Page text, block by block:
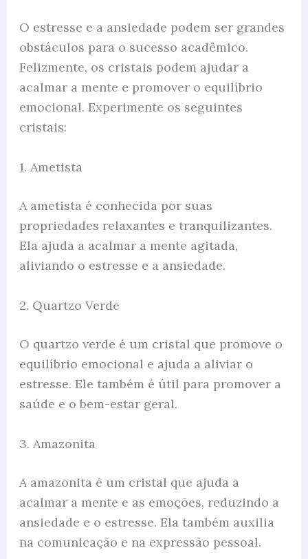
O estresse e a ansiedade podem ser grandes
obstáculos para o sucesso acadêmico.
Felizmente, os cristais podem ajudar a
acalmar a mente e promover o equilíbrio
emocional. Experimente os seguintes
cristais:
1. Ametista
A ametista é conhecida por suas
propriedades relaxantes e tranquilizantes.
Ela ajuda a acalmar a mente agitada,
aliviando o estresse e a ansiedade.
2. Quartzo Verde
O quartzo verde é um cristal que promove o
equilíbrio emocional e ajuda a aliviar o
estresse. Ele também é útil para promover a
saúde e o bem-estar geral.
3. Amazonita
A amazonita é um cristal que ajuda a
acalmar a mente e as emoções, reduzindo a
ansiedade e o estresse. Ela também auxilia
na comunicação e na expressão pessoal.